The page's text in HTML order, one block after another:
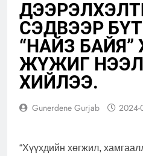
СЭДВЭЭР
“НАЙЗ
ЖҮЖИГ
ХИЙЛЭЭ.
Gunerdene Gurjab 2024-
“Хүүхдийн хөгжил,